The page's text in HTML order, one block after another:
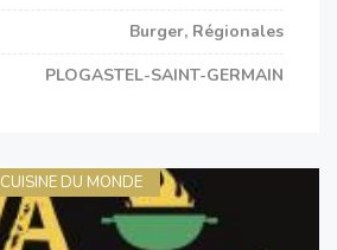
Burger, Régionales
PLOGASTEL-SAINT-GERMAIN
CUISINE DU MONDE